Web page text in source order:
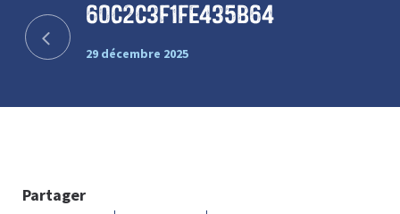
60c2c3f1fe435b64
29 décembre 2025
Partager